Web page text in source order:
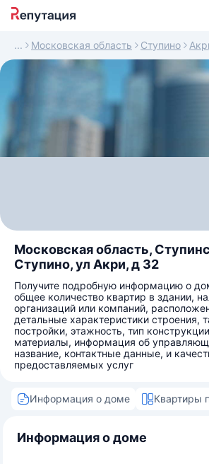
Московская область Ступино
Московская область,
Ступино, ул Акри, д 32
Получите подробную информацию о
общее количество квартир в здании,
организаций или компаний,
детальные характеристики строения,
постройки, этажность, тип
материалы, информация об
название, контактные данные, и
предоставляемых услуг
Информация о доме Квартиры
Информация о доме